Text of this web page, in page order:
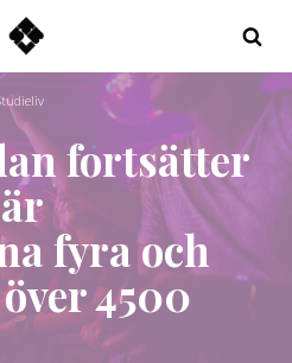
fortsätter
fyra och
4500